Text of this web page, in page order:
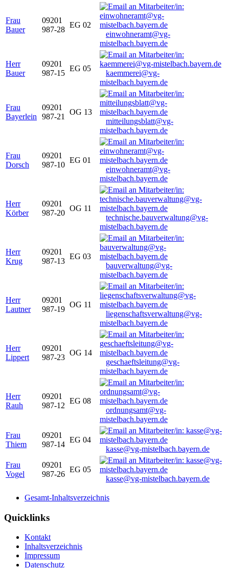
Frau
Bauer
09201
987-28
EG 02
einwohneramt@vg-
mistelbach.bayern.de
Herr
Bauer
09201
987-15
EG 05
kaemmerei@vg-
mistelbach.bayern.de
Frau
Bayerlein
09201
987-21
OG 13
mitteilungsblatt@vg-
mistelbach.bayern.de
Frau
Dorsch
09201
987-10
EG 01
einwohneramt@vg-
mistelbach.bayern.de
Herr
Körber
09201
987-20
OG 11
technische.bauverwaltung@vg-
mistelbach.bayern.de
Herr
Krug
09201
987-13
EG 03
bauverwaltung@vg-
mistelbach.bayern.de
Herr
Lautner
09201
987-19
OG 11
liegenschaftsverwaltung@vg-
mistelbach.bayern.de
Herr
Lippert
09201
987-23
OG 14
geschaeftsleitung@vg-
mistelbach.bayern.de
Herr
Rauh
09201
987-12
EG 08
ordnungsamt@vg-
mistelbach.bayern.de
Frau
Thiem
09201
987-14
EG 04
kasse@vg-mistelbach.bayern.de
Frau
Vogel
09201
987-26
EG 05
kasse@vg-mistelbach.bayern.de
Gesamt-Inhaltsverzeichnis
Quicklinks
Kontakt
Inhaltsverzeichnis
Impressum
Datenschutz